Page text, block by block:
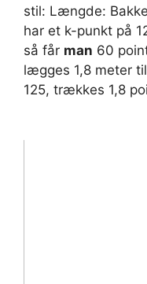
stil: Længde:
har et k-punkt på
så får man 60
lægges 1,8 meter
125, trækkes 1,8